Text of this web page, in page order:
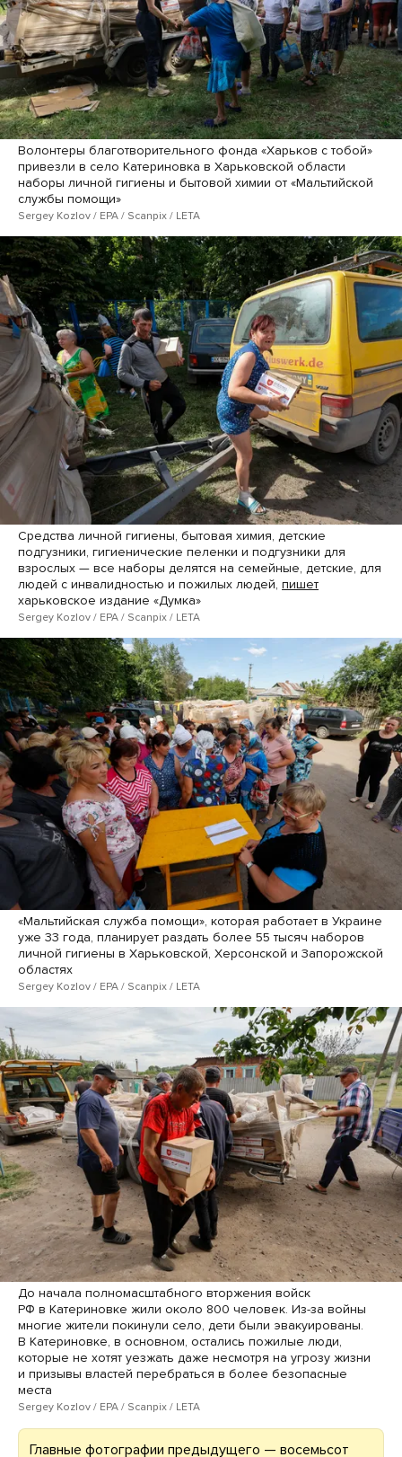
Волонтеры благотворительного фонда «Харьков с тобой»
привезли в село Катериновка в Харьковской области
наборы личной гигиены и бытовой химии от «Мальтийской
службы помощи»
Sergey Kozlov / EPA / Scanpix / LETA
Средства личной гигиены, бытовая химия, детские
подгузники, гигиенические пеленки и подгузники для
взрослых — все наборы делятся на семейные, детские, для
людей с инвалидностью и пожилых людей, пишет
харьковское издание «Думка»
Sergey Kozlov / EPA / Scanpix / LETA
«Мальтийская служба помощи», которая работает в Украине
уже 33 года, планирует раздать более 55 тысяч наборов
личной гигиены в Харьковской, Херсонской и Запорожской
областях
Sergey Kozlov / EPA / Scanpix / LETA
До начала полномасштабного вторжения войск
РФ в Катериновке жили около 800 человек. Из-за войны
многие жители покинули село, дети были эвакуированы.
В Катериновке, в основном, остались пожилые люди,
которые не хотят уезжать даже несмотря на угрозу жизни
и призывы властей перебраться в более безопасные
места
Sergey Kozlov / EPA / Scanpix / LETA
Главные фотографии предыдущего — восемьсот